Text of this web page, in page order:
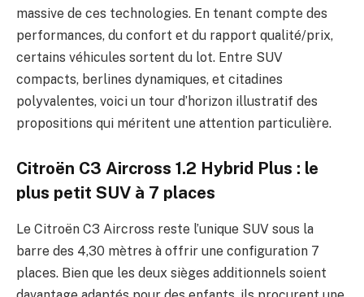
massive de ces technologies. En tenant compte des
performances, du confort et du rapport qualité/prix,
certains véhicules sortent du lot. Entre SUV
compacts, berlines dynamiques, et citadines
polyvalentes, voici un tour d’horizon illustratif des
propositions qui méritent une attention particulière.
Citroën C3 Aircross 1.2 Hybrid Plus : le
plus petit SUV à 7 places
Le Citroën C3 Aircross reste l’unique SUV sous la
barre des 4,30 mètres à offrir une configuration 7
places. Bien que les deux sièges additionnels soient